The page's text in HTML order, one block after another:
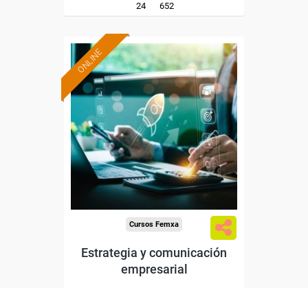
24 652
ONLINE
Formación 100%
subvencionada.
Para desempleados,
trabajadores y autónomos.
Sector
-Administración.
Cursos Femxa
Estrategia y comunicación
empresarial